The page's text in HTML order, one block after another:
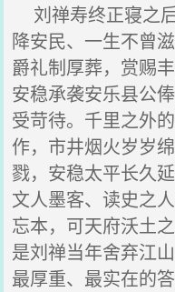
刘禅寿终正寝之
降安民、一生不曾
爵礼制厚葬，赏赐
安稳承袭安乐县公
受苛待。千里之外
作，市井烟火岁岁
戮，安稳太平长久
文人墨客、读史之
忘本，可天府沃土
是刘禅当年舍弃江
最厚重、最实在的答